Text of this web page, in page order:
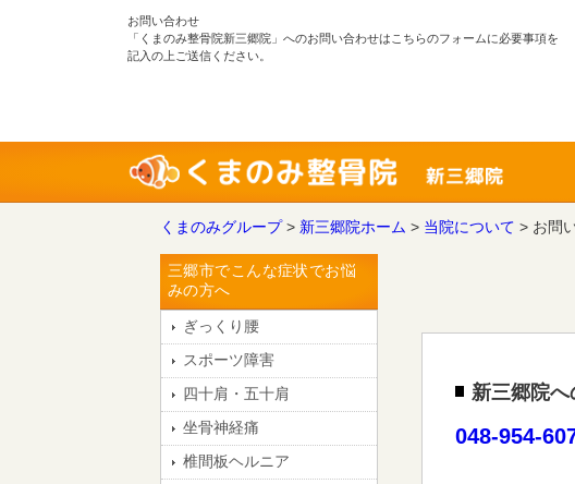
お問い合わせ
「くまのみ整骨院新三郷院」へのお問い合わせはこちらのフォームに必要事項を
記入の上ご送信ください。
くまのみグループ> 新三郷院ホーム > 当院について > お問
新三郷院
048-954-
三郷市でこんな症状でお悩
みの方へ
ぎっくり腰
スポーツ障害
四十肩・五十肩
坐骨神経痛
椎間板ヘルニア